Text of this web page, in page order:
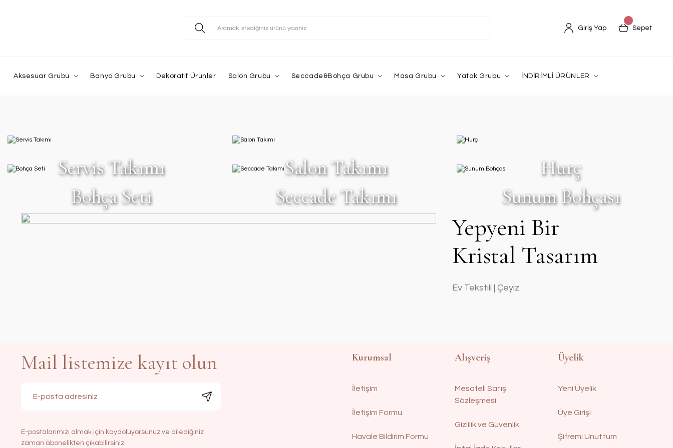
Giriş Yap Sepet
Aksesuar Grubu Banyo Grubu Dekoratif Ürünler Salon Grubu Seccade&Bohça Grubu Masa Grubu Yatak Grubu İNDİRİMLİ ÜRÜNLER
Servis Takımı Salon Takımı
Hurç
Bohça Seti
Seccade Takımı Sunum Bohçası
Yepyeni Bir
Kristal Tasarım
Ev Tekstili | Çeyiz
Nakışlı Havlu Seti | Ekru&Bej
Nakışlı Tepsi Örtüsü | Ekru
Nakışlı Çanta | Pudra
Mail listemize kayıt olun
E-postalarımızı almak için kaydoluyorsunuz ve dilediğiniz
zaman abonelikten çıkabilirsiniz.
Kurumsal
İletişim
İletişim Formu
Havale Bildirim Formu
Alışveriş
Mesafeli Satış
Sözleşmesi
Gizlilik ve Güvenlik
Üyelik
Yeni Üyelik
Üye Girişi
Şifremi Unuttum